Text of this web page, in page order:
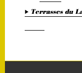
Terrasses du